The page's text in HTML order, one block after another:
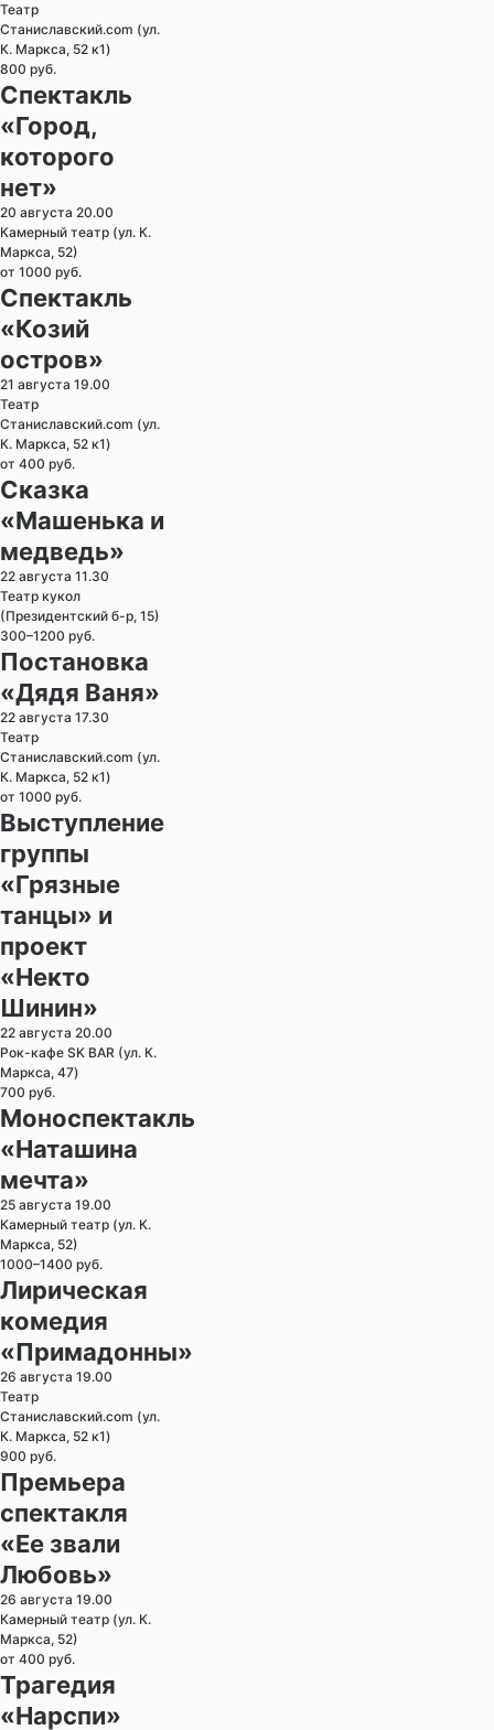
Театр
Станиславский.com (ул.
К. Маркса, 52 к1)
800 руб.
Спектакль
«Город,
которого
нет»
20 августа 20.00
Камерный театр (ул. К.
Маркса, 52)
от 1000 руб.
Спектакль
«Козий
остров»
21 августа 19.00
Театр
Станиславский.com (ул.
К. Маркса, 52 к1)
от 400 руб.
Сказка
«Машенька и
медведь»
22 августа 11.30
Театр кукол
(Президентский б-р, 15)
300–1200 руб.
Постановка
«Дядя Ваня»
22 августа 17.30
Театр
Станиславский.com (ул.
К. Маркса, 52 к1)
от 1000 руб.
Выступление
группы
«Грязные
танцы» и
проект
«Некто
Шинин»
22 августа 20.00
Рок-кафе SK BAR (ул. К.
Маркса, 47)
700 руб.
Моноспектакль
«Наташина
мечта»
25 августа 19.00
Камерный театр (ул. К.
Маркса, 52)
1000–1400 руб.
Лирическая
комедия
«Примадонны»
26 августа 19.00
Театр
Станиславский.com (ул.
К. Маркса, 52 к1)
900 руб.
Премьера
спектакля
«Ее звали
Любовь»
26 августа 19.00
Камерный театр (ул. К.
Маркса, 52)
от 400 руб.
Трагедия
«Нарспи»